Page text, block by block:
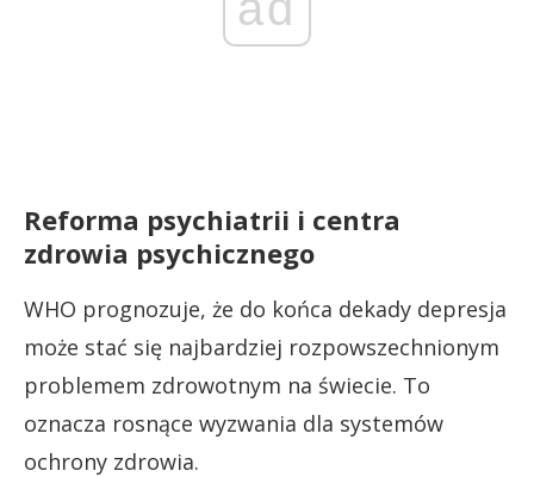
Reforma psychiatrii i centra
zdrowia psychicznego
WHO prognozuje, że do końca dekady depresja
może stać się najbardziej rozpowszechnionym
problemem zdrowotnym na świecie. To
oznacza rosnące wyzwania dla systemów
ochrony zdrowia.